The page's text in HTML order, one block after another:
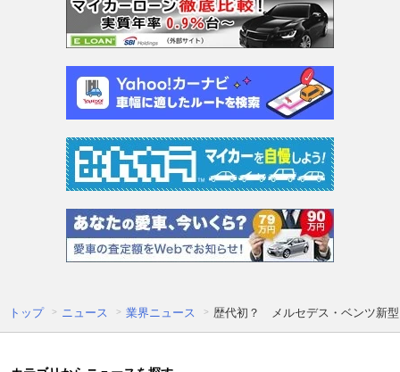
トップ ニュース 業界ニュース 歴代初？ メルセデス・ベンツ新